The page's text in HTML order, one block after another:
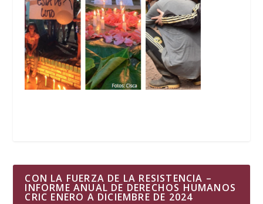
CON LA FUERZA DE LA RESISTENCIA –
INFORME ANUAL DE DERECHOS HUMANOS
CRIC ENERO A DICIEMBRE DE 2024